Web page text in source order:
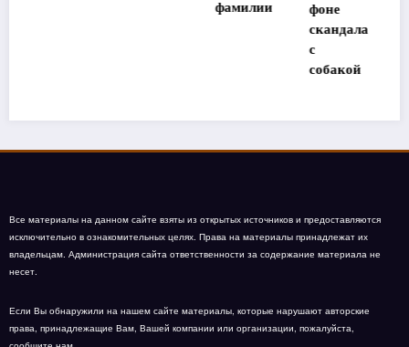
фоне
«Дома-2»
Все материалы на данном сайте взяты из открытых источников и предоставляются
исключительно в ознакомительных целях. Права на материалы принадлежат их
владельцам. Администрация сайта ответственности за содержание материала не
несет.
Если Вы обнаружили на нашем сайте материалы, которые нарушают авторские
права, принадлежащие Вам, Вашей компании или организации, пожалуйста,